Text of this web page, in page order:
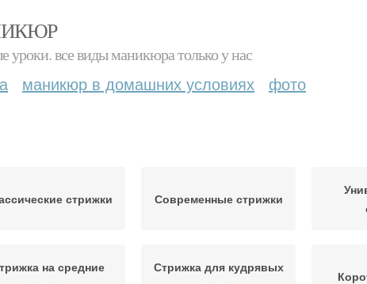
уроки. все виды маникюра только у нас
маникюр в домашних условиях фото
стрижки Современные стрижки
на средние
Стрижка для кудрявых